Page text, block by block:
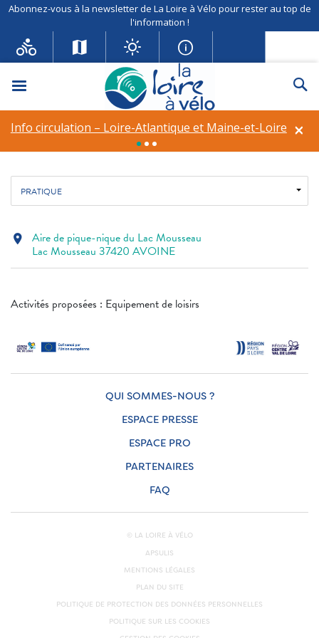
Abonnez-vous à la newsletter de La Loire à Vélo pour rester au top de
l'information !
Menu
×
Info circulation – Loire-Atlantique et Maine-et-Loire
Aire de pique-nique du Lac
Mousseau
Equipement de loisirs
Fil d'ariane
Accueil Autres activités Aire de pique-nique du Lac Mousseau
PRATIQUE
Activités proposées : Equipement de loisirs
location_on Aire de pique-nique du Lac Mousseau
Lac Mousseau 37420 AVOINE
QUI SOMMES-NOUS ?
ESPACE PRESSE
ESPACE PRO
PARTENAIRES
FAQ
© LA LOIRE À VÉLO
APSULIS
MENTIONS LÉGALES
PLAN DU SITE
POLITIQUE DE PROTECTION DES DONNÉES PERSONNELLES
POLITIQUE SUR LES COOKIES